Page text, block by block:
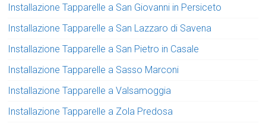
Installazione Tapparelle a San Giovanni in Persiceto
Installazione Tapparelle a San Lazzaro di Savena
Installazione Tapparelle a San Pietro in Casale
Installazione Tapparelle a Sasso Marconi
Installazione Tapparelle a Valsamoggia
Installazione Tapparelle a Zola Predosa